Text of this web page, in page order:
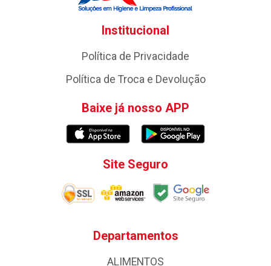
Institucional
Política de Privacidade
Política de Troca e Devolução
Baixe já nosso APP
Site Seguro
Departamentos
ALIMENTOS